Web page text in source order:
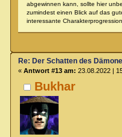
abgewinnen kann, sollte hier
zumindest einen Blick auf das
interessante
Bukhar
Re: Der Schatten des
« Antwort #13 am: 23.08.2022 |